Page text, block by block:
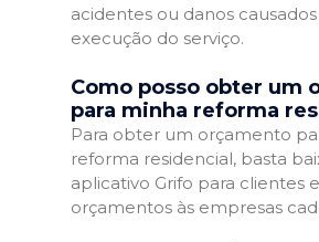
acidentes ou danos
execução do serviço.
Como posso obter um
para minha reforma
Para obter um orçamento
reforma residencial, basta
aplicativo Grifo para clientes
orçamentos às empresas